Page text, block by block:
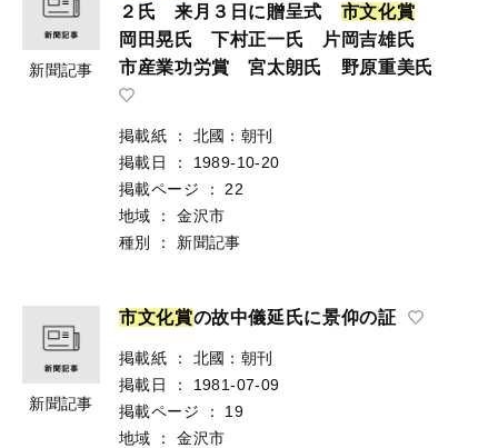
新聞記事
２氏 来月３日に贈呈式 市文化賞
岡田晃氏 下村正一氏 片岡吉雄氏
市産業功労賞 宮太朗氏 野原重美氏
掲載紙 ：
北國：朝刊
掲載日
：
1989-10-20
掲載ページ
：
22
地域
：
金沢市
種別
： 新聞記事
新聞記事
市文化賞の故中儀延氏に景仰の証
掲載紙 ：
北國：朝刊
掲載日
：
1981-07-09
掲載ページ
：
19
地域
：
金沢市